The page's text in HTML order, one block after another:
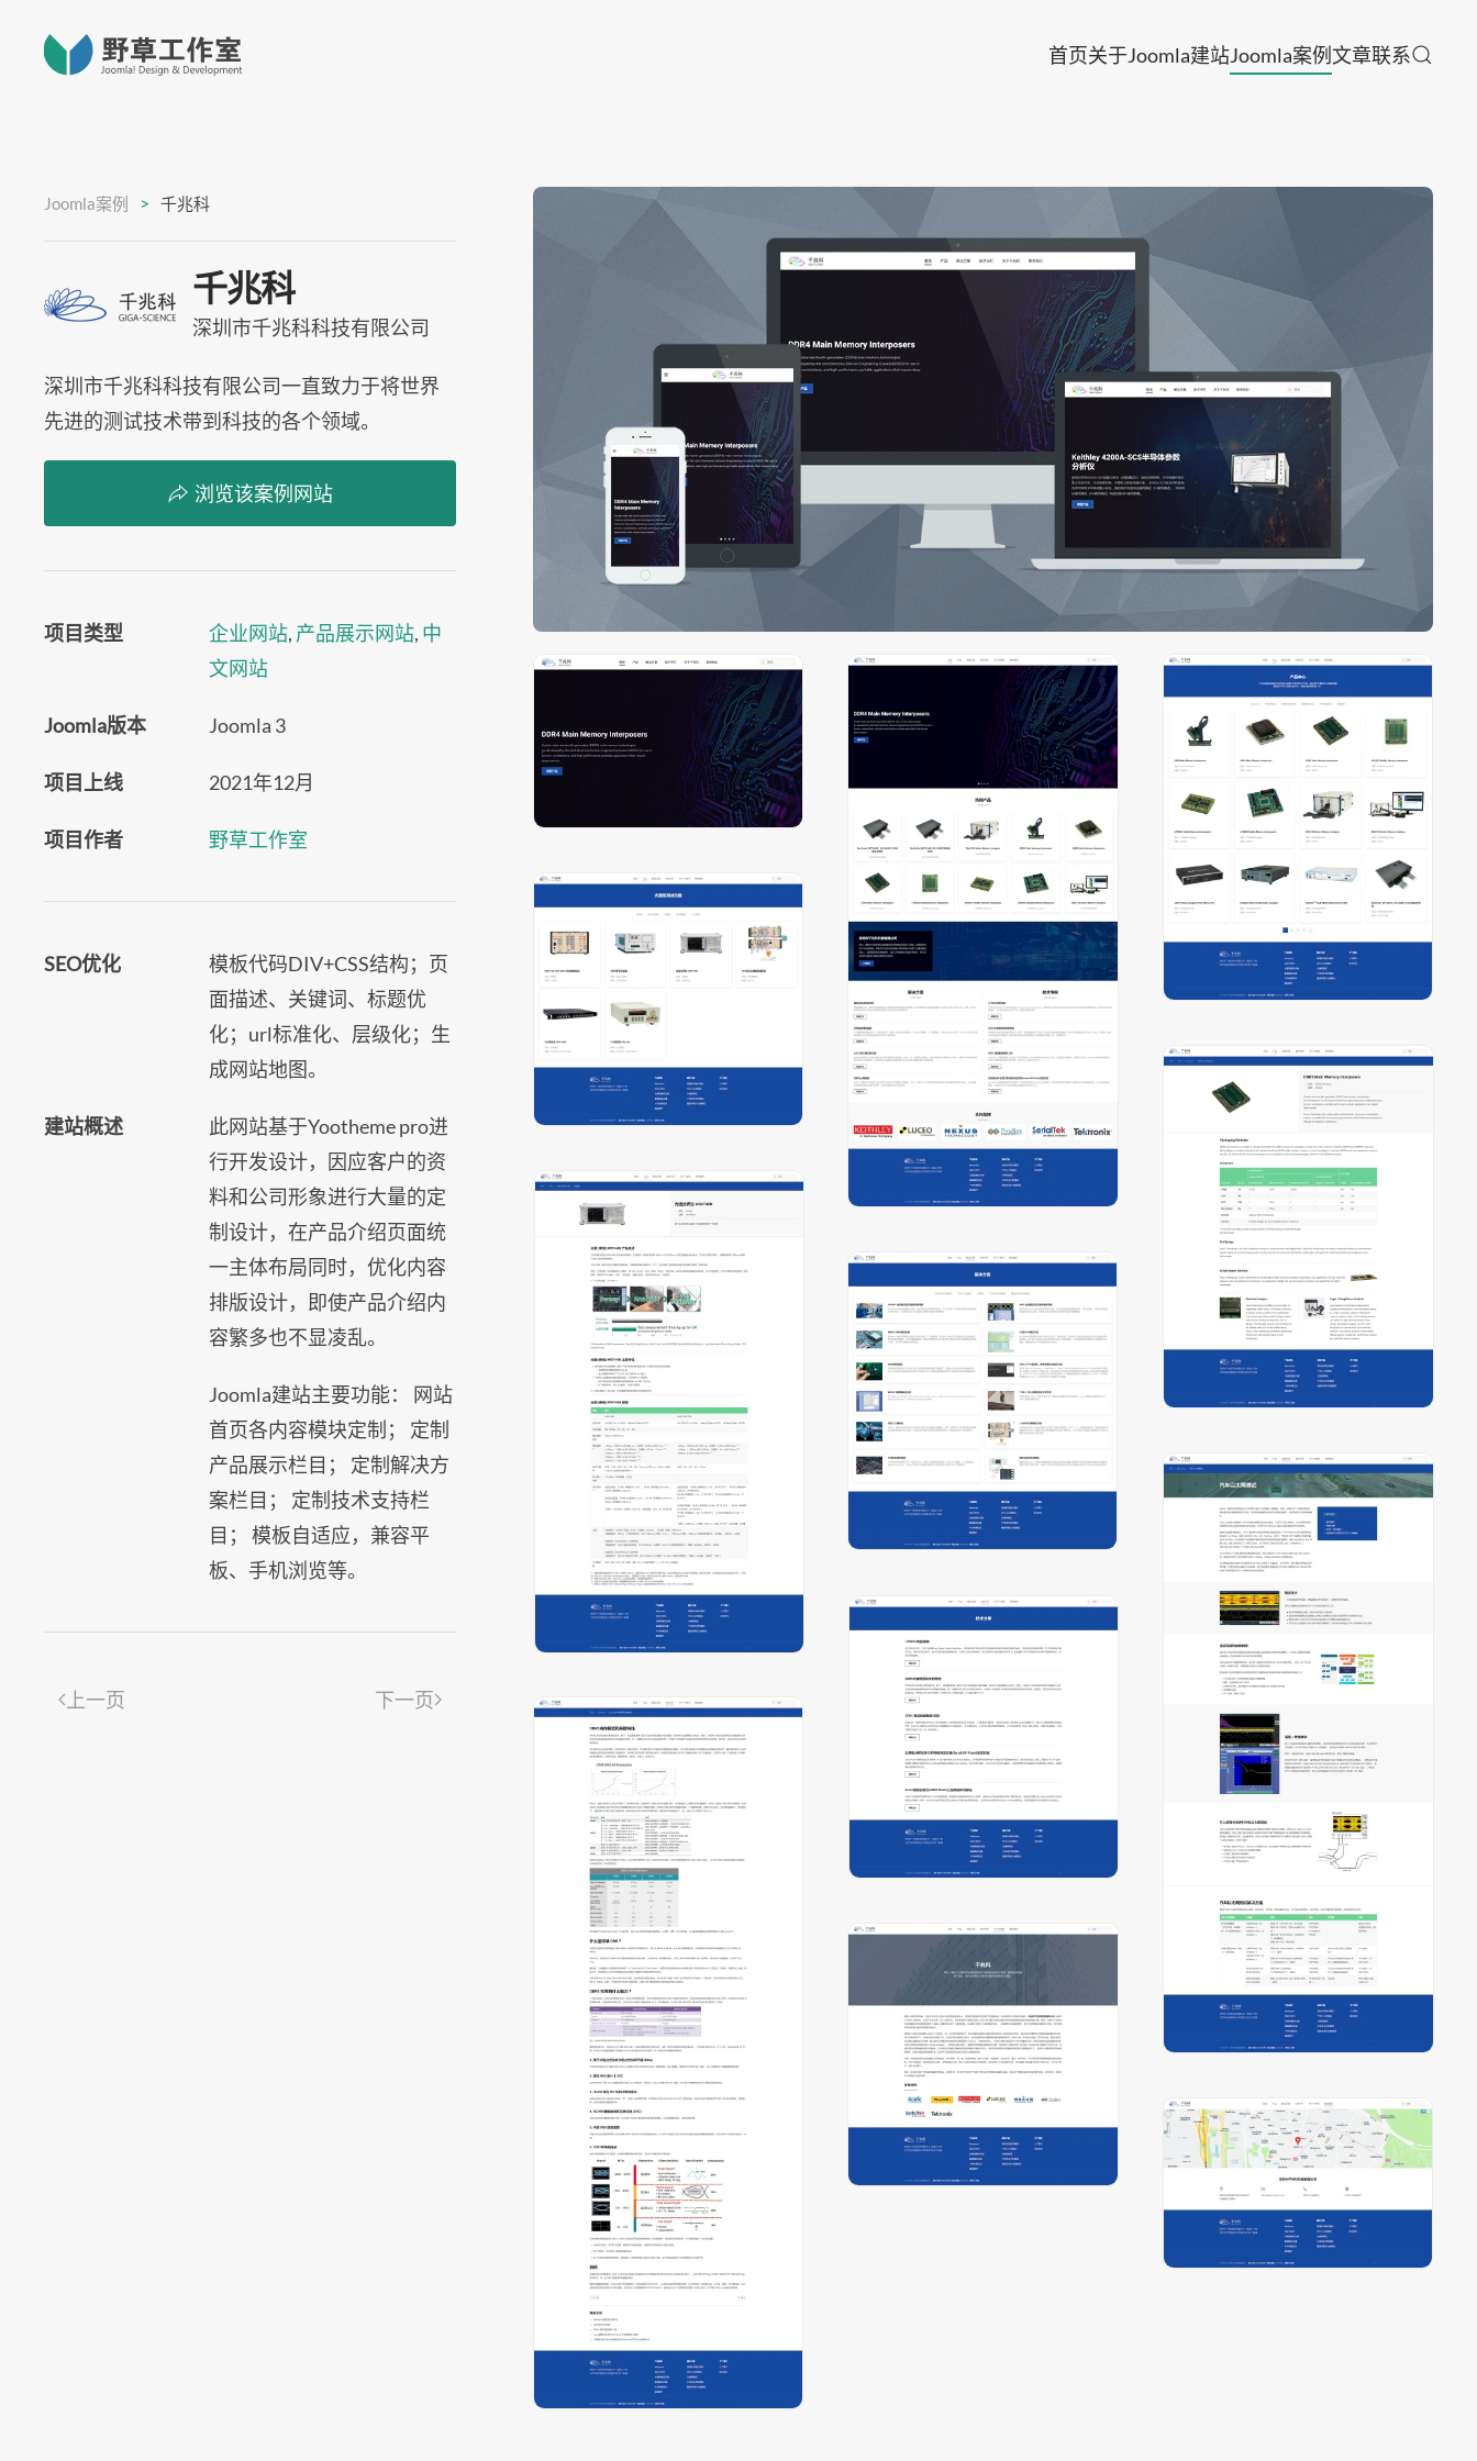
首页关于Joomla建站Joomla案例 文章联系
Joomla案例 千兆科
千兆科
深圳市千兆科科技有限公司
深圳市千兆科科技有限公司一直致力于将世界
先进的测试技术带到科技的各个领域。
浏览该案例网站
项目类型 企业网站, 产品展示网站, 中
文网站
Joomla版本 Joomla 3
项目上线 2021年12月
项目作者 野草工作室
SEO优化
模板代码DIV+CSS结构；页
面描述、关键词、标题优
化；url标准化、层级化；生
成网站地图。
建站概述
此网站基于Yootheme pro进
行开发设计，因应客户的资
料和公司形象进行大量的定
制设计，在产品介绍页面统
一主体布局同时，优化内容
排版设计，即使产品介绍内
容繁多也不显凌乱。
Joomla建站主要功能： 网站
首页各内容模块定制； 定制
产品展示栏目； 定制解决方
案栏目； 定制技术支持栏
目； 模板自适应，兼容平
板、手机浏览等。
上一页 下一页